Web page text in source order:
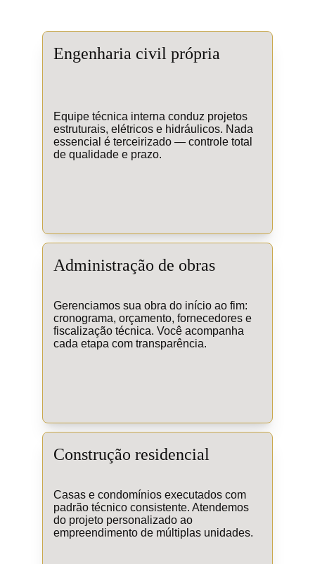
Engenharia civil própria
Administração de obras
Construção residencial
Equipe técnica interna conduz projetos
estruturais, elétricos e hidráulicos. Nada
essencial é terceirizado — controle total
de qualidade e prazo.
Gerenciamos sua obra do início ao fim:
cronograma, orçamento, fornecedores e
fiscalização técnica. Você acompanha
cada etapa com transparência.
Casas e condomínios executados com
padrão técnico consistente. Atendemos
do projeto personalizado ao
empreendimento de múltiplas unidades.